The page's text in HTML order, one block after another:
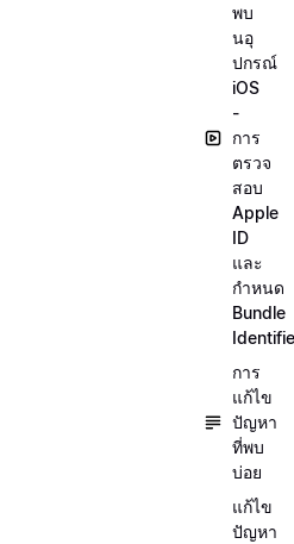
พบ
นอุ
ปกรณ์
iOS
-
การ
ตรวจ
สอบ
Apple
ID
และ
กำหนด
Bundle
การ
แก้ไข
ปัญหา
ที่พบ
บ่อย
แก้ไข
ปัญหา